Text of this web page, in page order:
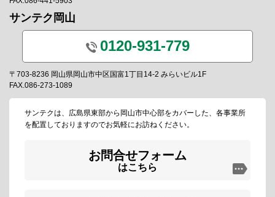
サンテク岡山
0120-931-779
〒703-8236 岡山県岡山市中区国富1丁目14-2 みらいビル1F
FAX.086-273-1089
サンテクは、広島県東部から岡山市中心部をカバーした、各事業所
を配置しておりますのでお気軽にお訪ねください。
お問合せフォーム
はこちら